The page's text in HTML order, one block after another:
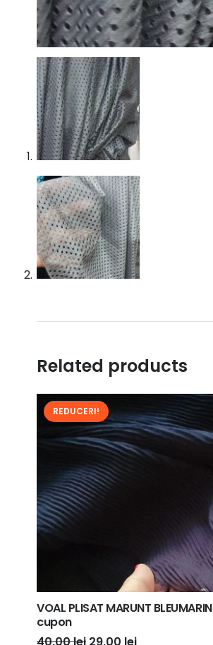
Related products
REDUCERI!
VOAL PLISAT MARUNT BLEUMARIN
cupon
Prețul
Prețul